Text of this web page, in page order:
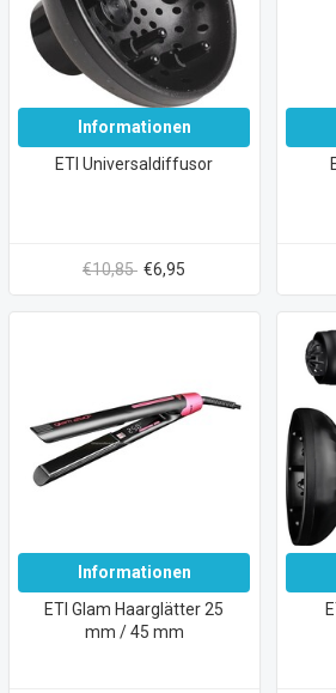
Informationen
ETI Universaldiffusor
€10,85 €6,95
Informationen
ETI Glam Haarglätter 25
mm / 45 mm